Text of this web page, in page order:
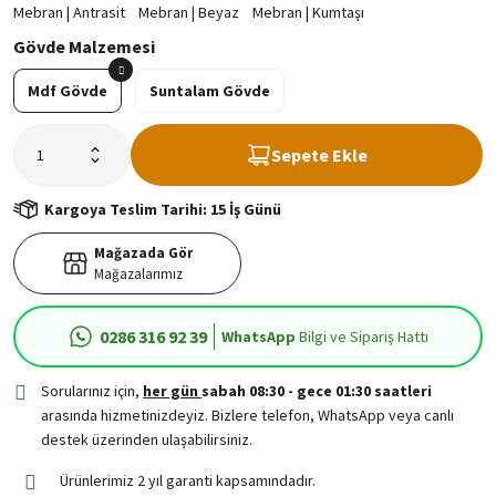
Gövde Malzemesi
Mdf Gövde Suntalam Gövde
Sepete Ekle
Kargoya Teslim Tarihi: 15 İş Günü
Mağazada Gör
Mağazalarımız
0286 316 92 39 WhatsApp Bilgi ve Sipariş Hattı
Sorularınız için, her gün sabah 08:30 - gece 01:30 saatleri
arasında hizmetinizdeyiz. Bizlere telefon, WhatsApp veya canlı
destek üzerinden ulaşabilirsiniz.
Ürünlerimiz 2 yıl garanti kapsamındadır.